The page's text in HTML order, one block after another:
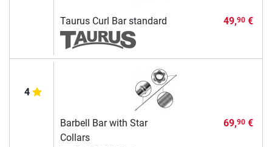
Taurus Curl Bar standard 49,90€
4
Barbell Bar with Star
Collars
69,90€